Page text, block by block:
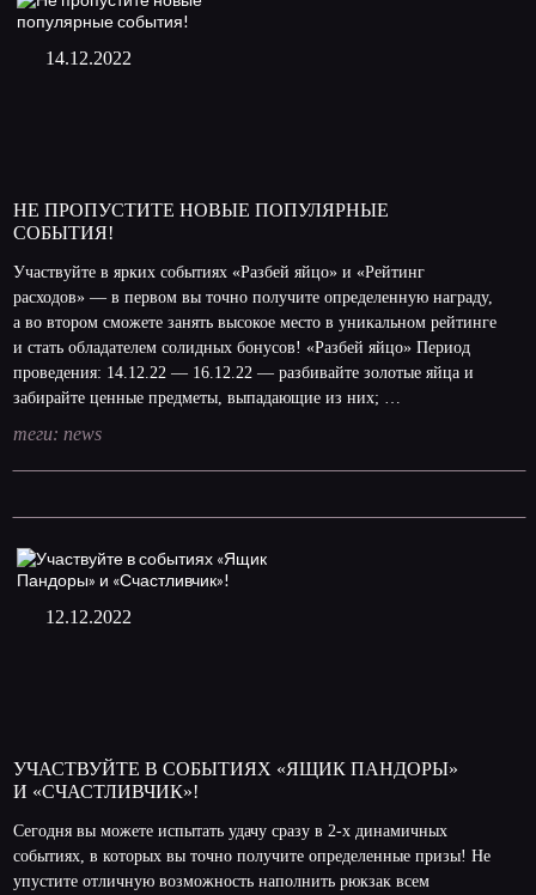
14.12.2022
НЕ ПРОПУСТИТЕ НОВЫЕ ПОПУЛЯРНЫЕ
СОБЫТИЯ!
Участвуйте в ярких событиях «Разбей яйцо» и «Рейтинг
расходов» — в первом вы точно получите определенную награду,
а во втором сможете занять высокое место в уникальном рейтинге
и стать обладателем солидных бонусов! «Разбей яйцо» Период
проведения: 14.12.22 — 16.12.22 — разбивайте золотые яйца и
забирайте ценные предметы, выпадающие из них; …
теги: news
12.12.2022
УЧАСТВУЙТЕ В СОБЫТИЯХ «ЯЩИК ПАНДОРЫ»
И «СЧАСТЛИВЧИК»!
Сегодня вы можете испытать удачу сразу в 2-х динамичных
событиях, в которых вы точно получите определенные призы! Не
упустите отличную возможность наполнить рюкзак всем